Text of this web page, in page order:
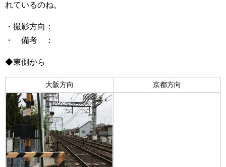
れているのね。
・撮影方向：
・ 備考 ：
◆東側から
大阪方向 京都方向